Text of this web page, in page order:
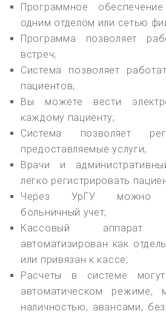
Программное
одним отделом или сетью
Программа позволяет
встреч;
Система позволяет
пациентов;
Вы можете вести
каждому пациенту;
Система позволяет
предоставляемые услуги;
Врачи и
легко регистрировать
Через УрГУ можно
больничный учет;
Кассовый
автоматизирован как
или привязан к кассе;
Расчеты в системе
автоматическом режиме,
наличностью, авансами,